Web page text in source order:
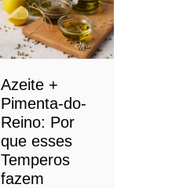
Azeite +
Pimenta-do-
Reino: Por
que esses
Temperos
fazem